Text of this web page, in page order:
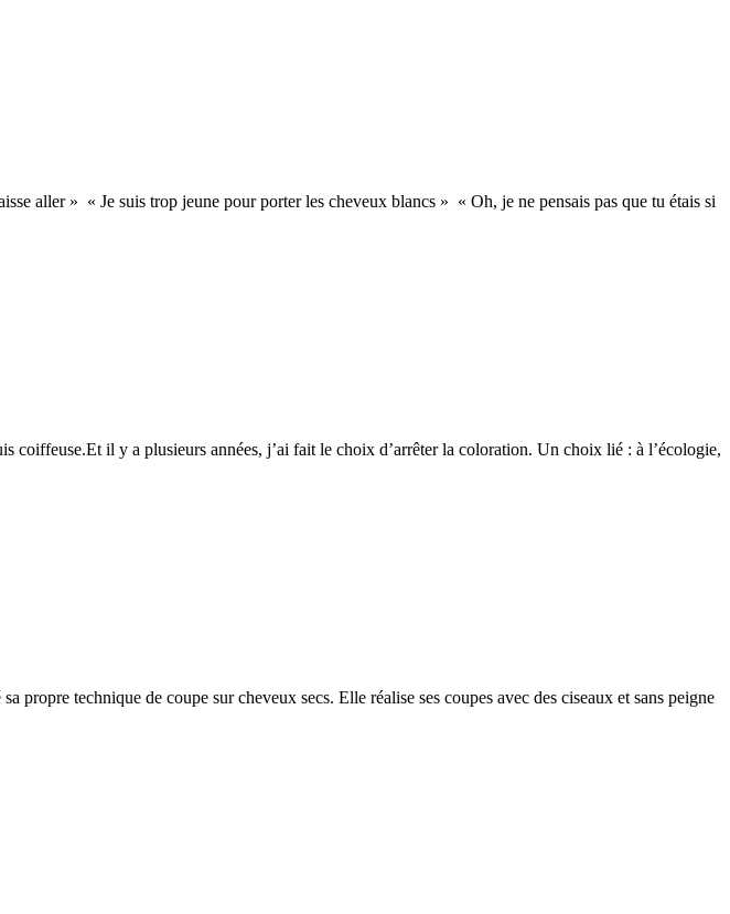
aller » « Je suis trop jeune pour porter les cheveux blancs » « Oh, je ne pensais pas que tu étais si
coiffeuse.Et il y a plusieurs années, j’ai fait le choix d’arrêter la coloration. Un choix lié : à l’écologie,
technique de coupe sur cheveux secs. Elle réalise ses coupes avec des ciseaux et sans peigne